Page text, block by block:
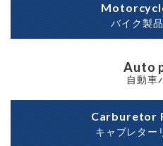
バイク製
Auto
自動車
Carburetor
キャブレター